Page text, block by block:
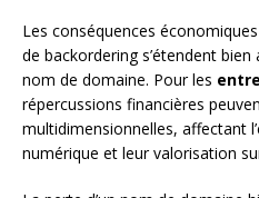
Les conséquences
de backordering s’étendent bien
nom de domaine. Pour les
répercussions financières
multidimensionnelles, affectant
numérique et leur valorisation